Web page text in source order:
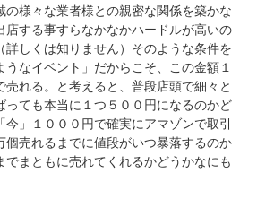
の様々な業者様との親密な関係を築かな
店する事すらなかなかハードルが高いの
詳しくは知りません）そのような条件を
なイベント」だからこそ、この金額１
売れる。と考えると、普段店頭で細々と
っても本当に１つ５００円になるのかど
」１０００円で確実にアマゾンで取引
個売れるまでに値段がいつ暴落するのか
でまともに売れてくれるかどうかなにも